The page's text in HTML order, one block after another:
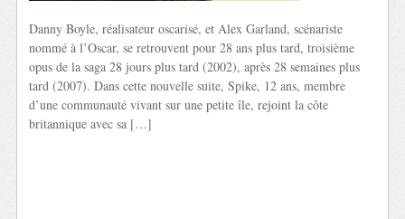
Danny Boyle, réalisateur oscarisé, et Alex Garland, scénariste
nommé à l’Oscar, se retrouvent pour 28 ans plus tard, troisième
opus de la saga 28 jours plus tard (2002), après 28 semaines plus
tard (2007). Dans cette nouvelle suite, Spike, 12 ans, membre
d’une communauté vivant sur une petite île, rejoint la côte
britannique avec sa […]